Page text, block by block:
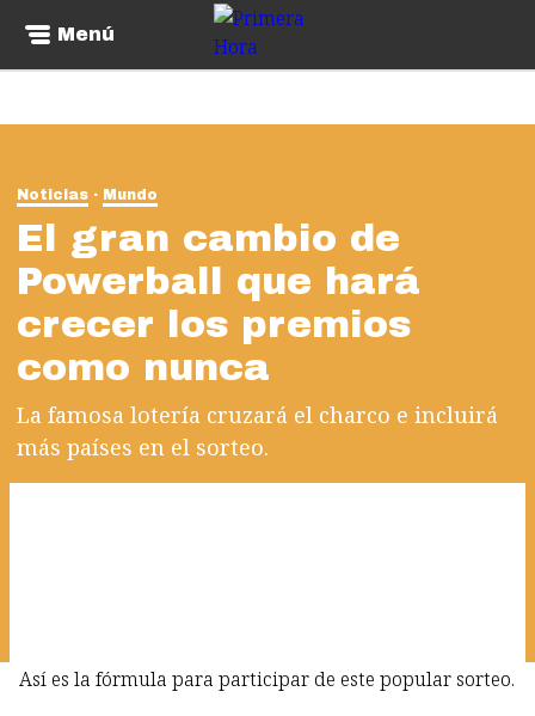
Menú
Noticias Mundo
El gran cambio de
Powerball que hará
crecer los premios
como nunca
La famosa lotería cruzará el charco e incluirá
más países en el sorteo.
Así es la fórmula para participar de este popular sorteo.